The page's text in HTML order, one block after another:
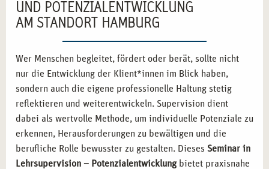
UND POTENZIALENTWICKLUNG
AM STANDORT HAMBURG
Wer Menschen begleitet, fördert oder berät, sollte nicht
nur die Entwicklung der Klient*innen im Blick haben,
sondern auch die eigene professionelle Haltung stetig
reflektieren und weiterentwickeln. Supervision dient
dabei als wertvolle Methode, um individuelle Potenziale zu
erkennen, Herausforderungen zu bewältigen und die
berufliche Rolle bewusster zu gestalten. Dieses Seminar in
Lehrsupervision – Potenzialentwicklungbietet praxisnahe